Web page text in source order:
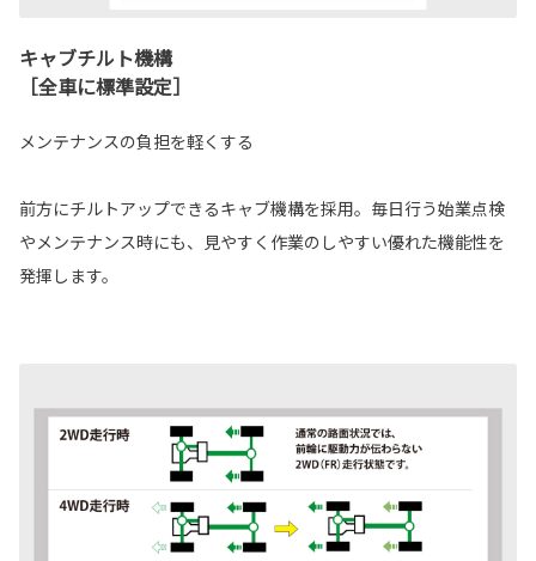
キャブチルト機構
［全車に標準設定］
メンテナンスの負担を軽くする
前方にチルトアップできるキャブ機構を採用。毎日行う始業点検
やメンテナンス時にも、見やすく作業のしやすい優れた機能性を
発揮します。